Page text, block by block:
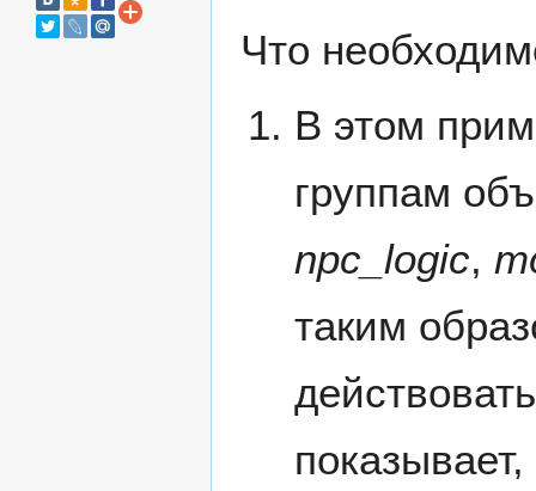
Что
В этом
группам
npc_logic,
таким